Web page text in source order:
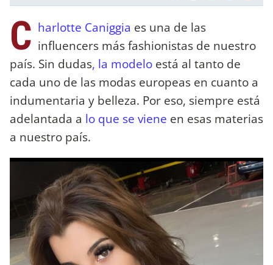
C harlotte Caniggia es una de las
influencers más fashionistas de nuestro
país. Sin dudas, la modelo está al tanto de
cada uno de las modas europeas en cuanto a
indumentaria y belleza. Por eso, siempre está
adelantada a lo que se viene en esas materias
a nuestro país.